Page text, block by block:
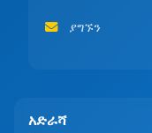
ያግኙን
አድራሻ